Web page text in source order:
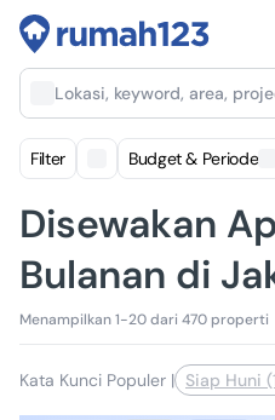
Lokasi, keyword, area,
Filter Budget & Periode
Disewakan
Bulanan di
Menampilkan 1-20 dari 470 properti
Kata Kunci Populer | Siap Huni